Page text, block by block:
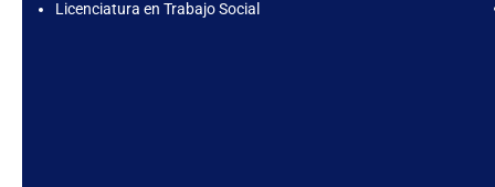
Licenciatura en Trabajo Social